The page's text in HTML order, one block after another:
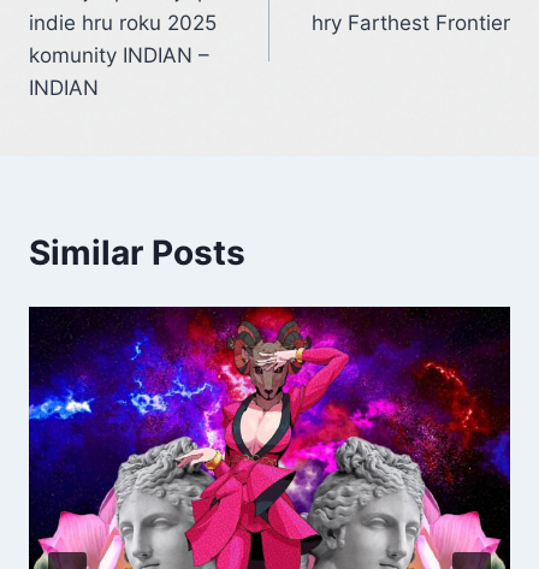
indie hru roku 2025
komunity INDIAN –
INDIAN
hry Farthest Frontier
Similar Posts